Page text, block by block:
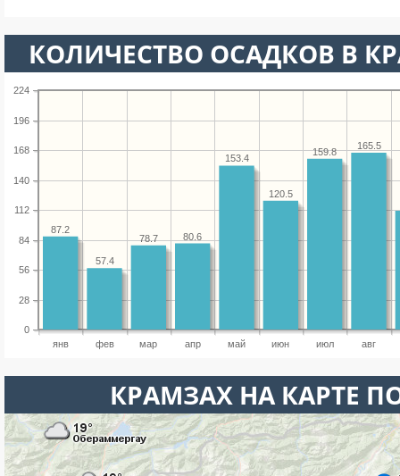
КОЛИЧЕСТВО ОСАДКОВ В
янв фев мар апр май июн июл авг
0
28
56
84
112
140
168
196
224
165.5
159.8
120.5
153.4
80.6
78.7
57.4
87.2
КРАМЗАХ НА КАРТЕ